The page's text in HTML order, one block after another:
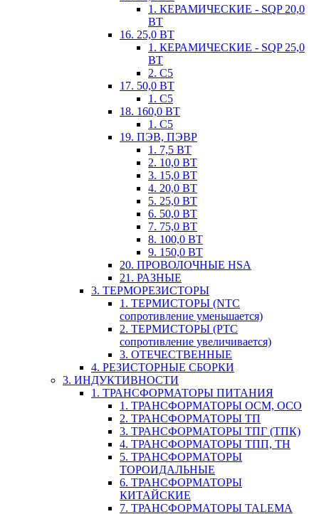
1. КЕРАМИЧЕСКИЕ - SQP 20,0
ВТ
16. 25,0 ВТ
1. КЕРАМИЧЕСКИЕ - SQP 25,0
ВТ
2. С5
17. 50,0 ВТ
1. С5
18. 160,0 ВТ
1. С5
19. ПЭВ, ПЭВР
1. 7,5 ВТ
2. 10,0 ВТ
3. 15,0 ВТ
4. 20,0 ВТ
5. 25,0 ВТ
6. 50,0 ВТ
7. 75,0 ВТ
8. 100,0 ВТ
9. 150,0 ВТ
20. ПРОВОЛОЧНЫЕ HSA
21. РАЗНЫЕ
3. ТЕРМОРЕЗИСТОРЫ
1. ТЕРМИСТОРЫ (NTC
сопротивление уменьшается)
2. ТЕРМИСТОРЫ (PTC
сопротивление увеличивается)
3. ОТЕЧЕСТВЕННЫЕ
4. РЕЗИСТОРНЫЕ СБОРКИ
3. ИНДУКТИВНОСТИ
1. ТРАНСФОРМАТОРЫ ПИТАНИЯ
1. ТРАНСФОРМАТОРЫ ОСМ, ОСО
2. ТРАНСФОРМАТОРЫ ТП
3. ТРАНСФОРМАТОРЫ ТПГ (ТПК)
4. ТРАНСФОРМАТОРЫ ТПП, ТН
5. ТРАНСФОРМАТОРЫ
ТОРОИДАЛЬНЫЕ
6. ТРАНСФОРМАТОРЫ
КИТАЙСКИЕ
7. ТРАНСФОРМАТОРЫ TALEMA